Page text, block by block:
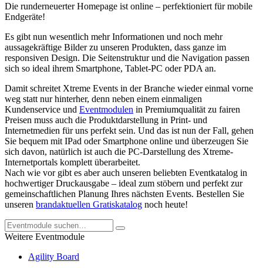
Die runderneuerter Homepage ist online – perfektioniert für mobile
Endgeräte!
Es gibt nun wesentlich mehr Informationen und noch mehr
aussagekräftige Bilder zu unseren Produkten, dass ganze im
responsiven Design. Die Seitenstruktur und die Navigation passen
sich so ideal ihrem Smartphone, Tablet-PC oder PDA an.
Damit schreitet Xtreme Events in der Branche wieder einmal vorne
weg statt nur hinterher, denn neben einem einmaligen
Kundenservice und Eventmodulen in Premiumqualität zu fairen
Preisen muss auch die Produktdarstellung in Print- und
Internetmedien für uns perfekt sein. Und das ist nun der Fall, gehen
Sie bequem mit IPad oder Smartphone online und überzeugen Sie
sich davon, natürlich ist auch die PC-Darstellung des Xtreme-
Internetportals komplett überarbeitet.
Nach wie vor gibt es aber auch unseren beliebten Eventkatalog in
hochwertiger Druckausgabe – ideal zum stöbern und perfekt zur
gemeinschaftlichen Planung Ihres nächsten Events. Bestellen Sie
unseren brandaktuellen Gratiskatalog noch heute!
Weitere Eventmodule
Agility Board